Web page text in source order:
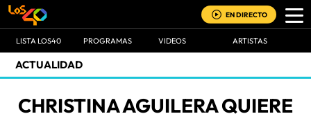
EN DIRECTO
LISTA LOS40 PROGRAMAS VIDEOS ARTISTAS
ACTUALIDAD
CHRISTINA AGUILERA QUIERE